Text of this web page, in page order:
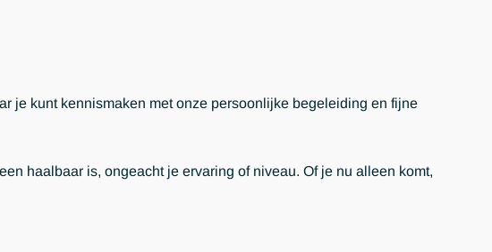
je kunt kennismaken met onze persoonlijke begeleiding en fijne
haalbaar is, ongeacht je ervaring of niveau. Of je nu alleen komt,